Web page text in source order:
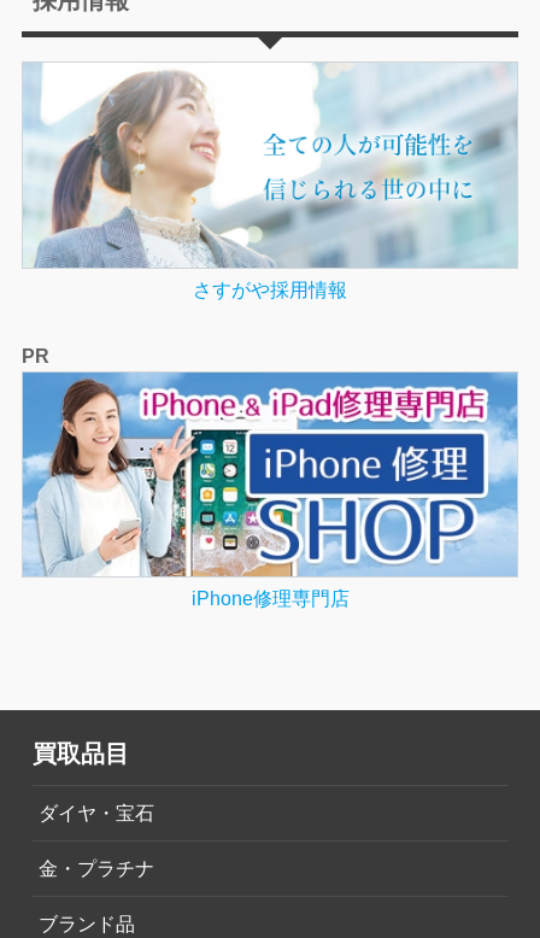
さすがや採用情報
PR
iPhone修理専門店
買取品目
ダイヤ・宝石
金・プラチナ
ブランド品